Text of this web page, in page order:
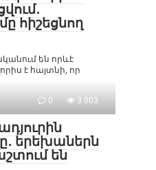
հիշեցնող
են որևէ
է հայտնի, որ
0 3 003
երեխաներն
են